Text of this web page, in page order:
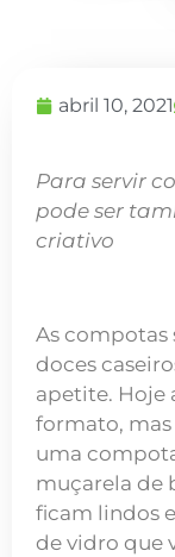
abril 10, 2021
Para servir
pode ser
criativo
As compotas
doces
apetite. Hoje
formato, mas
uma
muçarela de
ficam lindos
de vidro que